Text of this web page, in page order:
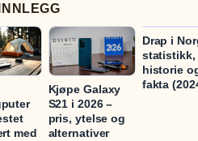
med
Kjøpe Galaxy
S21 i 2026 –
pris, ytelse og
alternativer
Drap i
statistikk,
historie
fakta